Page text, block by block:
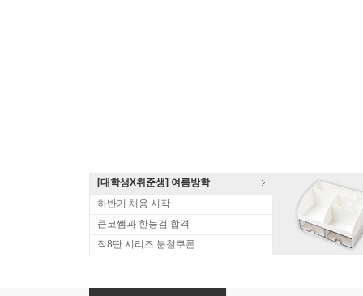
[대학생X취준생] 여름방학
하반기 채용 시작
큰코쌤과 한능검 합격
직8딴 시리즈 분철쿠폰